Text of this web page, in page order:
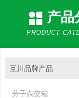
产品
PRODUCT
互川品牌产品
分子杂交箱